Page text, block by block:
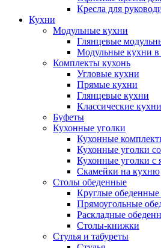
Кресла для
Кухни
Модульные кухни
Глянцевые
Модульные кухни в
Комплекты кухонь
Угловые кухни
Прямые кухни
Глянцевые кухни
Классические кухни
Буфеты
Кухонные уголки
Кухонные
Кухонные уголки
Кухонные уголки с
Скамейки на кухню
Столы обеденные
Круглые
Прямоугольные
Раскладные
Столы-книжки
Стулья и табуреты